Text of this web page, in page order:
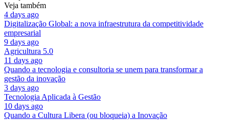
Veja também
4 days ago
Digitalização Global: a nova infraestrutura da competitividade
empresarial
9 days ago
Agricultura 5.0
11 days ago
Quando a tecnologia e consultoria se unem para transformar a
gestão da inovação
3 days ago
Tecnologia Aplicada à Gestão
10 days ago
Quando a Cultura Libera (ou bloqueia) a Inovação